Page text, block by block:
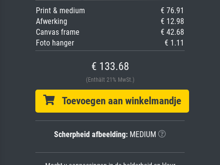
Print & medium
€ 76.91
Afwerking
€ 12.98
Canvas frame
€ 42.68
Foto hanger
€ 1.11
€ 133.68
(Enthält 21% MwSt.)
Toevoegen aan winkelmandje
Scherpheid afbeelding: MEDIUM